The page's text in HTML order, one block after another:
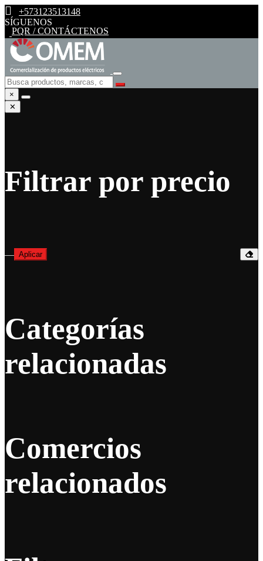
+573123513148
SÍGUENOS
PQR / CONTÁCTENOS
×
✕
Filtrar por precio
— Aplicar
Categorías
relacionadas
Comercios
relacionados